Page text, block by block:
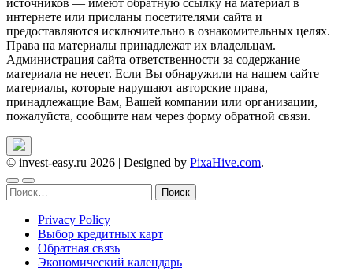
интернете или присланы посетителями сайта и
предоставляются исключительно в ознакомительных целях.
Права на материалы принадлежат их владельцам.
Администрация сайта ответственности за содержание
материала не несет. Если Вы обнаружили на нашем сайте
материалы, которые нарушают авторские права,
принадлежащие Вам, Вашей компании или организации,
пожалуйста, сообщите нам через форму обратной связи.
© invest-easy.ru 2026 | Designed by PixaHive.com.
Найти:
Privacy Policy
Выбор кредитных карт
Обратная связь
Экономический календарь